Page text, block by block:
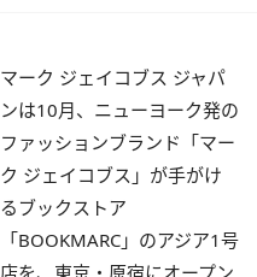
マーク ジェイコブス ジャパ
ンは10月、ニューヨーク発の
ファッションブランド「マー
ク ジェイコブス」が手がけ
るブックストア
「BOOKMARC」のアジア1号
店を、東京・原宿にオープン